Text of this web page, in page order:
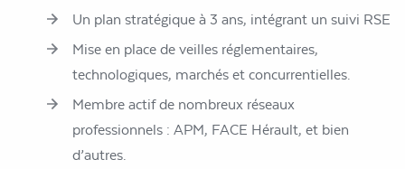
Un plan stratégique à 3 ans, intégrant un suivi RSE
Mise en place de veilles réglementaires,
technologiques, marchés et concurrentielles.
Membre actif de nombreux réseaux
professionnels : APM, FACE Hérault, et bien
d’autres.